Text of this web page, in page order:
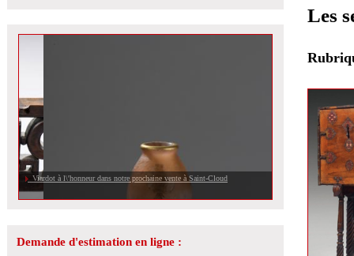
Viardot à l\'honneur dans notre prochaine vente à Saint-Cloud
Demande d'estimation en ligne :
Les